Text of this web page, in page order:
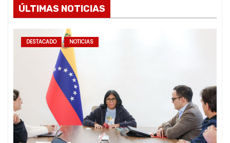
ÚLTIMAS NOTICIAS
DESTACADO NOTICIAS